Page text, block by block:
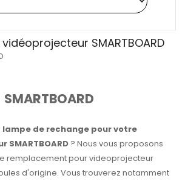
SMARTBOARD
SMARTBOARD
lampe de rechange pour votre
? Nous vous proposons
remplacement pour videoprojecteur
d'origine. Vous trouverez notamment